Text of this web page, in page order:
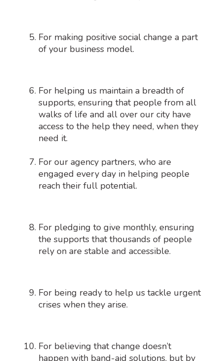
For making positive social change a part
of your business model.
For helping us maintain a breadth of
supports, ensuring that people from all
walks of life and all over our city have
access to the help they need, when they
need it.
For our agency partners, who are
engaged every day in helping people
reach their full potential.
For pledging to give monthly, ensuring
the supports that thousands of people
rely on are stable and accessible.
For being ready to help us tackle urgent
crises when they arise.
For believing that change doesn’t
happen with band-aid solutions, but by